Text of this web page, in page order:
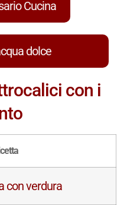
Cucina
dolce
con i
con verdura